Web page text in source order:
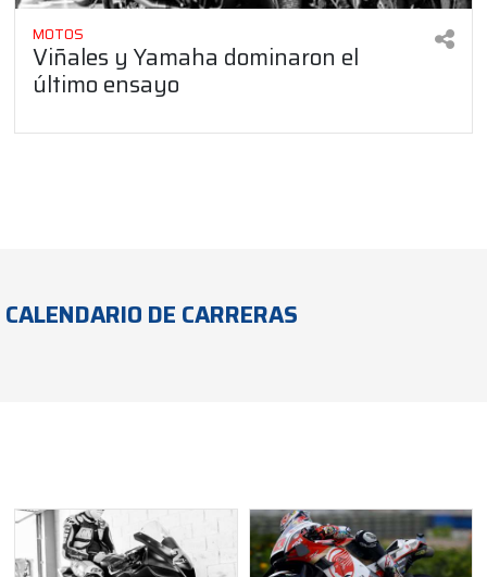
MOTOS
Viñales y Yamaha dominaron el
último ensayo
CALENDARIO DE CARRERAS